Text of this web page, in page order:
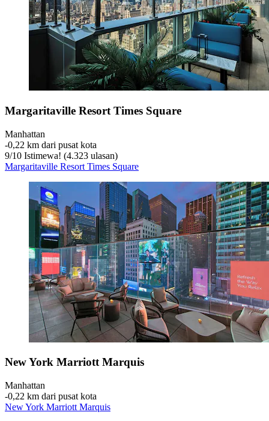
Margaritaville Resort Times Square
Manhattan
‐0,22 km dari pusat kota
9/10 Istimewa! (4.323 ulasan)
Margaritaville Resort Times Square
New York Marriott Marquis
Manhattan
‐0,22 km dari pusat kota
New York Marriott Marquis